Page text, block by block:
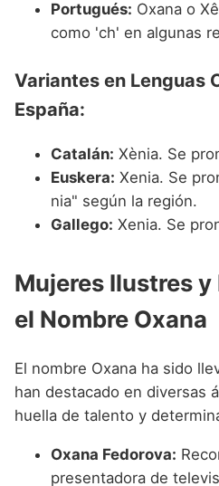
Portugués: Oxana o
como 'ch' en algunas
Variantes en Lenguas
España:
Catalán: Xènia. Se
Euskera: Xenia. Se
nia" según la región.
Gallego: Xenia. Se
Mujeres Ilustres
el Nombre Oxana
El nombre Oxana ha sido
han destacado en diversas
huella de talento y
Oxana Fedorova:
presentadora de